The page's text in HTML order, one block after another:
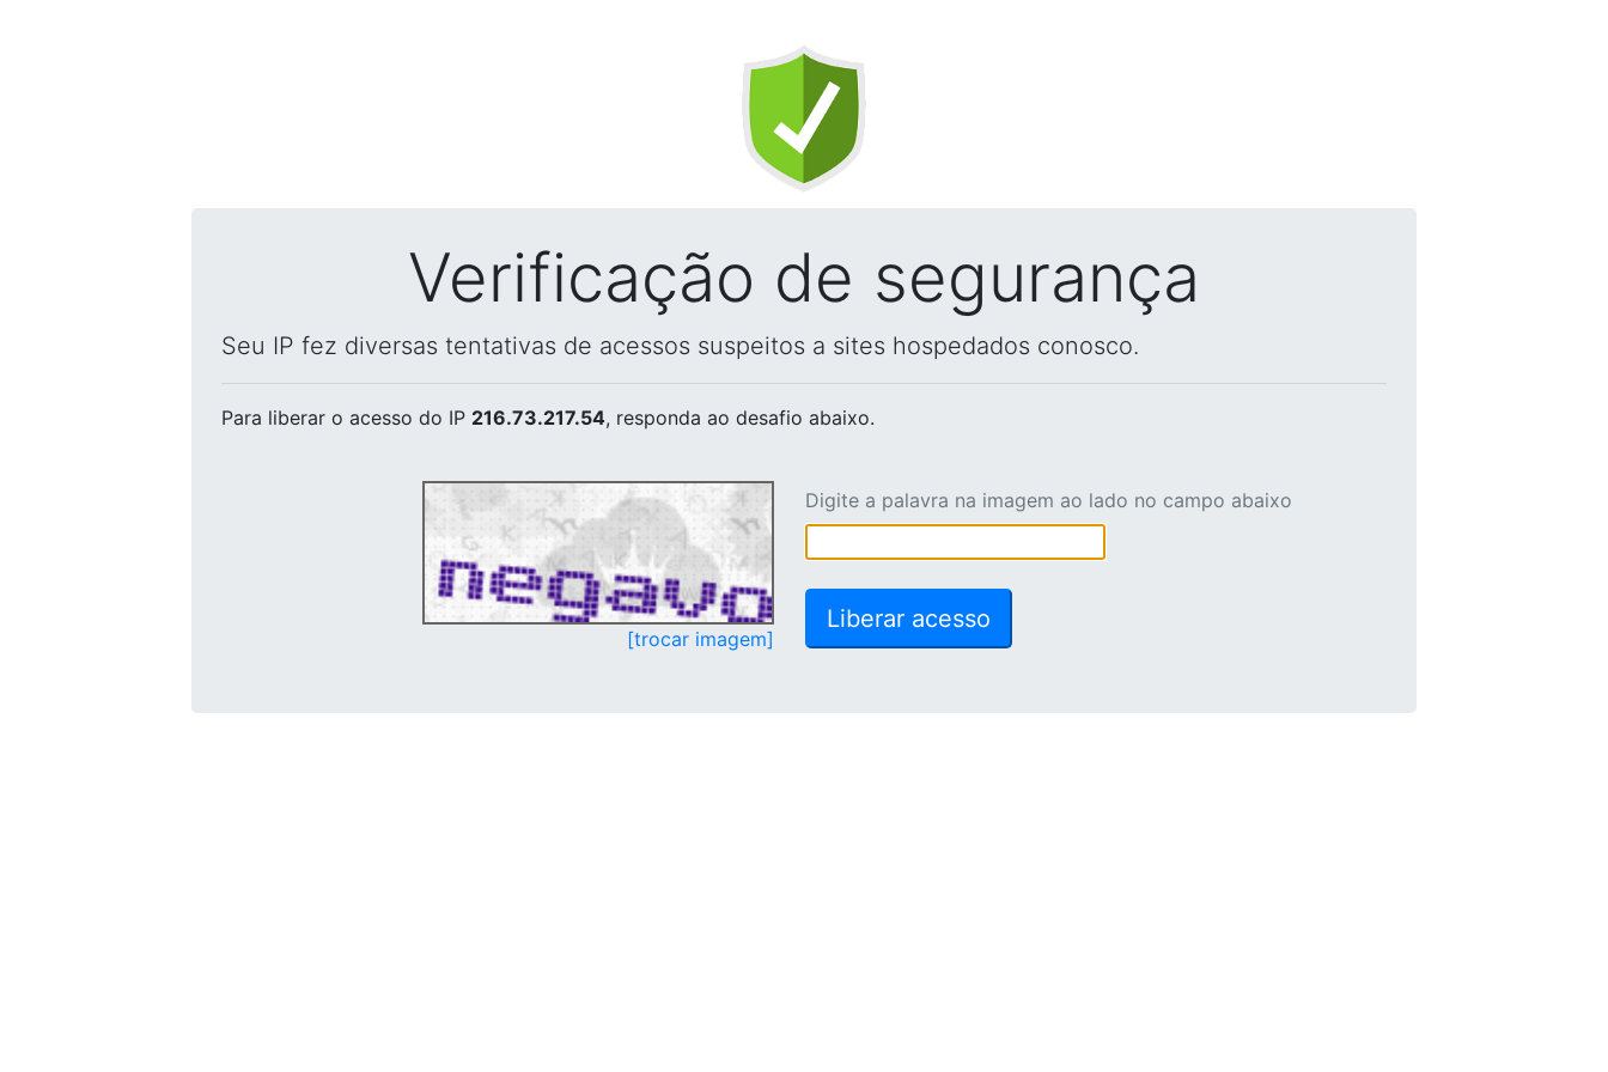
Verificação de segurança
Seu IP fez diversas tentativas de acessos suspeitos a sites hospedados conosco.
Para liberar o acesso do IP 216.73.217.54, responda ao desafio abaixo.
[trocar imagem]
Digite a palavra na imagem ao lado no campo abaixo